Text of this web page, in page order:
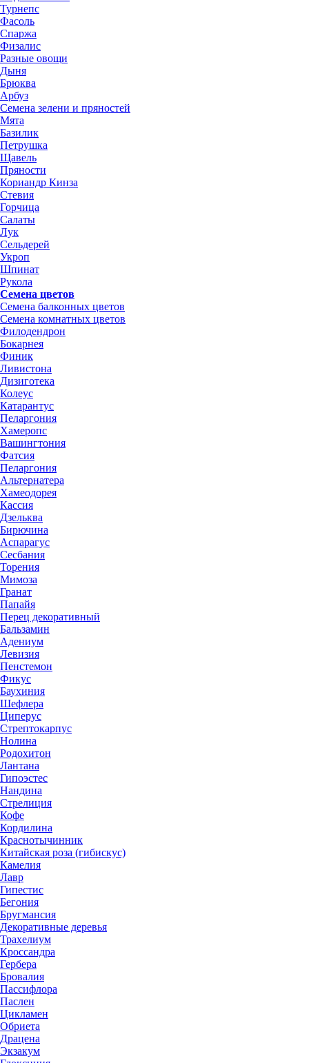
Турнепс
Фасоль
Спаржа
Физалис
Разные овощи
Дыня
Брюква
Арбуз
Семена зелени и пряностей
Мята
Базилик
Петрушка
Щавель
Пряности
Кориандр Кинза
Стевия
Горчица
Салаты
Лук
Сельдерей
Укроп
Шпинат
Рукола
Семена цветов
Семена балконных цветов
Семена комнатных цветов
Филодендрон
Бокарнея
Финик
Ливистона
Дизиготека
Колеус
Катарантус
Пеларгония
Хамеропс
Вашингтония
Фатсия
Пеларгония
Альтернатера
Хамеодорея
Кассия
Дзельква
Бирючина
Аспарагус
Сесбания
Торения
Мимоза
Гранат
Папайя
Перец декоративный
Бальзамин
Адениум
Левизия
Пенстемон
Фикус
Баухиния
Шефлера
Циперус
Стрептокарпус
Нолина
Родохитон
Лантана
Гипоэстес
Нандина
Стрелиция
Кофе
Кордилина
Краснотычинник
Китайская роза (гибискус)
Камелия
Лавр
Гипестис
Бегония
Бругмансия
Декоративные деревья
Трахелиум
Кроссандра
Гербера
Бровалия
Пассифлора
Паслен
Цикламен
Обриета
Драцена
Экзакум